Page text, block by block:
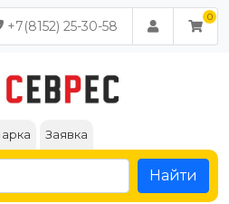
+7(8152) 25-30-58
Заявка
Найти